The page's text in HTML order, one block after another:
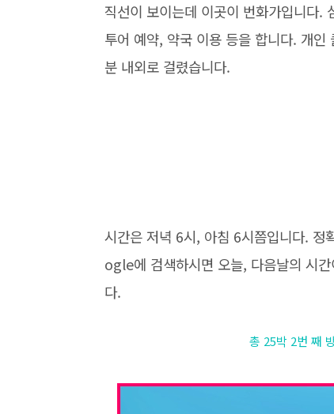
직선이 보이는데 이곳이 번화가입니다.
투어 예약, 약국 이용 등을 합니다. 개
분 내외로 걸렸습니다.
시간은 저녁 6시, 아침 6시쯤입니다.
ogle에 검색하시면 오늘, 다음날의 시
다.
총 25박 2번 째